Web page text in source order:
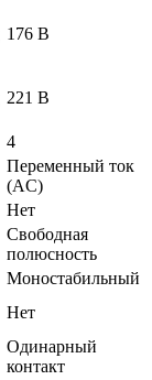
176 В
221 В
4
Переменный ток
(AC)
Нет
Свободная
полюсность
Моностабильный
Нет
Одинарный
контакт